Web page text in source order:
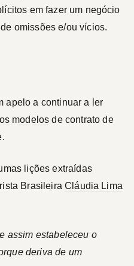
em fazer um negócio
omissões e/ou vícios.
apelo a continuar a ler
modelos de contrato de
lições extraídas
BrasileiraCláudia Lima
assim estabeleceu o
deriva de um